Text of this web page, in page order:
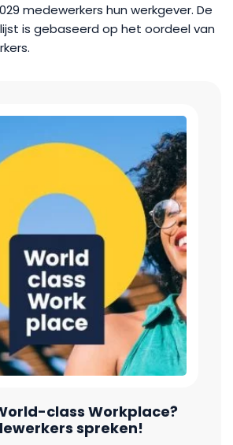
medewerkers hun werkgever. De
is gebaseerd op het oordeel van
class Workplace?
spreken!